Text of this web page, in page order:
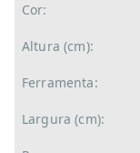
Cor:
Altura (cm):
Ferramenta:
Largura (cm):